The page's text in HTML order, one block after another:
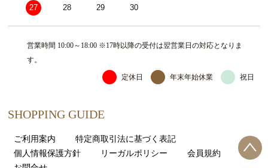
27 28 29 30
営業時間 10:00～18:00 ※17時以降の受付は翌営業日の対応となりま
す。
定休日 年末年始休業 祝日
SHOPPING GUIDE
ご利用案内
特定商取引法に基づく表記
個人情報保護方針
リーガルポリシー
会員規約